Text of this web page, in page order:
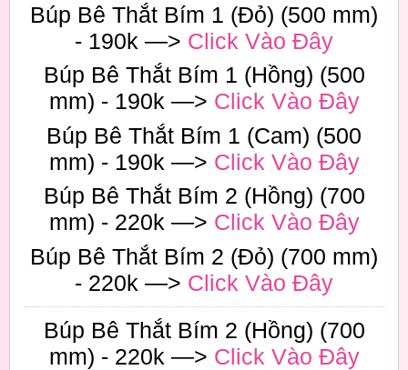
Búp Bê Thắt Bím 1 (Đỏ) (500 mm)
- 190k —> Click Vào Đây
Búp Bê Thắt Bím 1 (Hồng) (500
mm) - 190k —> Click Vào Đây
Búp Bê Thắt Bím 1 (Cam) (500
mm) - 190k —> Click Vào Đây
Búp Bê Thắt Bím 2 (Hồng) (700
mm) - 220k —> Click Vào Đây
Búp Bê Thắt Bím 2 (Đỏ) (700 mm)
- 220k —> Click Vào Đây
Búp Bê Thắt Bím 2 (Hồng) (700
mm) - 220k —> Click Vào Đây